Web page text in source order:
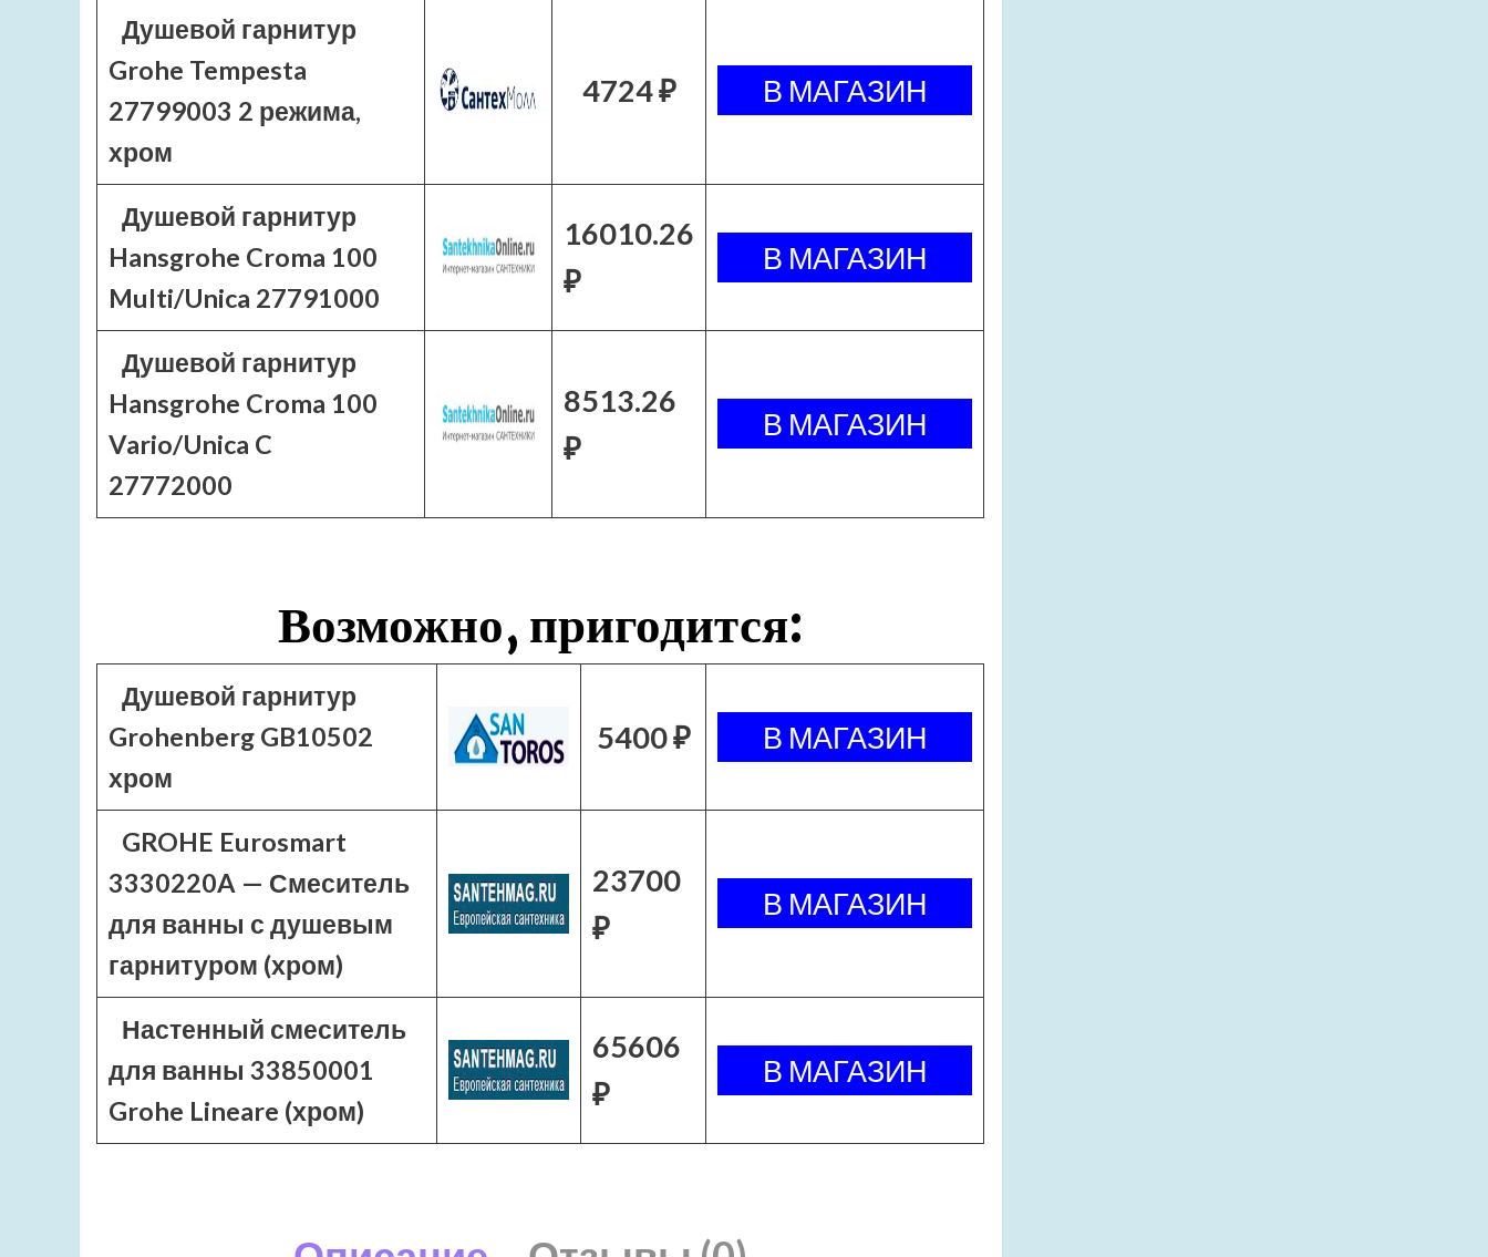
Душевой гарнитур
Grohe Tempesta
27799003 2 режима,
хром
4724 ₽
Душевой гарнитур
Hansgrohe Croma 100
Multi/Unica 27791000
16010.26
₽
Душевой гарнитур
Hansgrohe Croma 100
Vario/Unica C
27772000
8513.26
₽
Возможно, пригодится:
Душевой гарнитур
Grohenberg GB10502
хром
5400 ₽
GROHE Eurosmart
3330220A — Смеситель
для ванны с душевым
гарнитуром (хром)
23700
₽
Настенный смеситель
для ванны 33850001
Grohe Lineare (хром)
65606
₽